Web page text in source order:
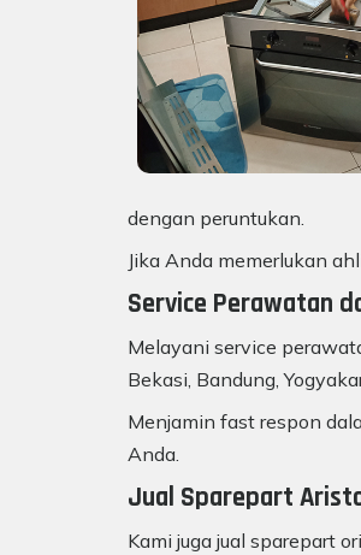
dengan peruntukan.
Jika Anda memerlukan
Service Perawatan
Melayani service
Bekasi, Bandung,
Menjamin fast respon
Anda.
Jual Sparepart
Kami juga jual sparepart